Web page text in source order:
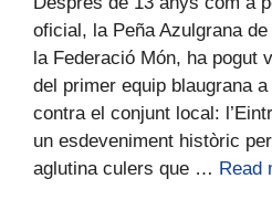
oficial, la Peña Azulgrana
la Federació Món, ha pogut
del primer equip blaugrana
contra el conjunt local:
un esdeveniment històric
aglutina culers que … Read